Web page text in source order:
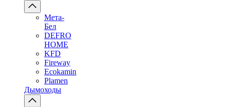
Мета-
Бел
DEFRO
HOME
KFD
Fireway
Ecokamin
Plamen
Дымоходы